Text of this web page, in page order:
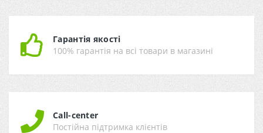
Гарантія якості
100% гарантія на всі товари в магазині
Call-center
Постійна підтримка клієнтів